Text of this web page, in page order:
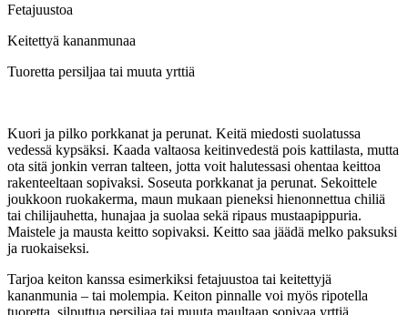
Fetajuustoa
Keitettyä kananmunaa
Tuoretta persiljaa tai muuta yrttiä
Kuori ja pilko porkkanat ja perunat. Keitä miedosti suolatussa
vedessä kypsäksi. Kaada valtaosa keitinvedestä pois kattilasta, mutta
ota sitä jonkin verran talteen, jotta voit halutessasi ohentaa keittoa
rakenteeltaan sopivaksi. Soseuta porkkanat ja perunat. Sekoittele
joukkoon ruokakerma, maun mukaan pieneksi hienonnettua chiliä
tai chilijauhetta, hunajaa ja suolaa sekä ripaus mustaapippuria.
Maistele ja mausta keitto sopivaksi. Keitto saa jäädä melko paksuksi
ja ruokaiseksi.
Tarjoa keiton kanssa esimerkiksi fetajuustoa tai keitettyjä
kananmunia – tai molempia. Keiton pinnalle voi myös ripotella
tuoretta, silputtua persiljaa tai muuta maultaan sopivaa yrttiä.